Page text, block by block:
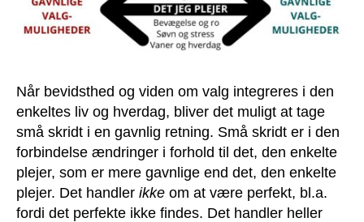
Når bevidsthed og viden om valg integreres i den
enkeltes liv og hverdag, bliver det muligt at tage
små skridt i en gavnlig retning. Små skridt er i den
forbindelse ændringer i forhold til det, den enkelte
plejer, som er mere gavnlige end det, den enkelte
plejer. Det handler ikke om at være perfekt, bl.a.
fordi det perfekte ikke findes. Det handler heller